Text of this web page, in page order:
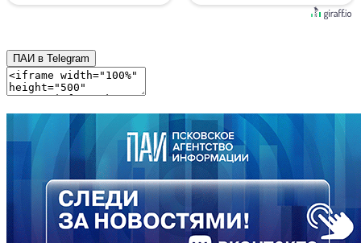
ПАИ в Telegram